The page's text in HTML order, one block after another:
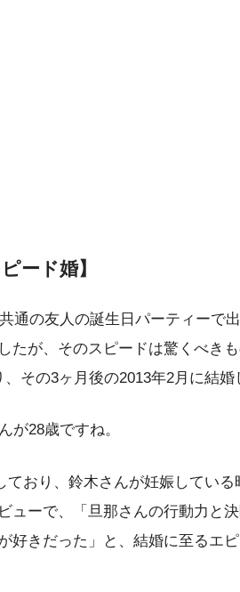
ード婚】
通の友人の誕生日パーティーで出
たが、そのスピードは驚くべき
その3ヶ月後の2013年2月に結婚
が28歳ですね。
おり、鈴木さんが妊娠している
ューで、「旦那さんの行動力と
好きだった」と、結婚に至るエ